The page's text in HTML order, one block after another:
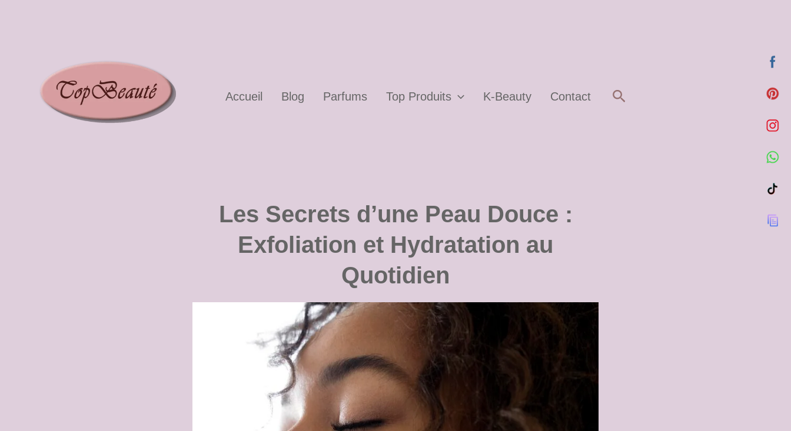
Accueil Blog Parfums Top Produits K-Beauty Contact Rechercher
Les Secrets d’une Peau Douce :
Exfoliation et Hydratation au
Quotidien